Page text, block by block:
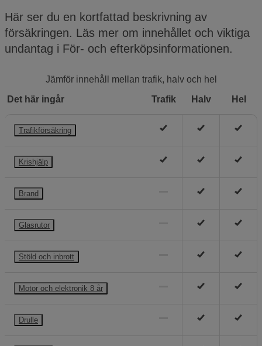
Här ser du en kortfattad beskrivning av
försäkringen. Läs mer om innehållet och viktiga
undantag i För- och efterköpsinformationen.
Jämför innehåll mellan trafik, halv och hel
Det här ingår
Trafik Halv Hel
Trafikförsäkring
Krishjälp
Brand
Glasrutor
Stöld och inbrott
Motor och elektronik 8 år
Drulle